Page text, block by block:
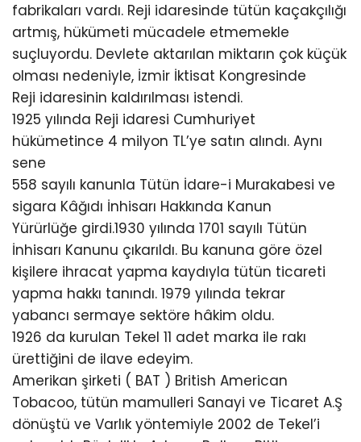
fabrikaları vardı. Reji idaresinde tütün kaçakçılığı
artmış, hükümeti mücadele etmemekle
suçluyordu. Devlete aktarılan miktarın çok küçük
olması nedeniyle, İzmir İktisat Kongresinde
Reji idaresinin kaldırılması istendi.
1925 yılında Reji idaresi Cumhuriyet
hükümetince 4 milyon TL’ye satın alındı. Aynı
sene
558 sayılı kanunla Tütün İdare-i Murakabesi ve
sigara Kâğıdı İnhisarı Hakkında Kanun
Yürürlüğe girdi.1930 yılında 1701 sayılı Tütün
İnhisarı Kanunu çıkarıldı. Bu kanuna göre özel
kişilere ihracat yapma kaydıyla tütün ticareti
yapma hakkı tanındı. 1979 yılında tekrar
yabancı sermaye sektöre hâkim oldu.
1926 da kurulan Tekel 11 adet marka ile rakı
ürettiğini de ilave edeyim.
Amerikan şirketi ( BAT ) British American
Tobacoo, tütün mamulleri Sanayi ve Ticaret A.Ş
dönüştü ve Varlık yöntemiyle 2002 de Tekel’i